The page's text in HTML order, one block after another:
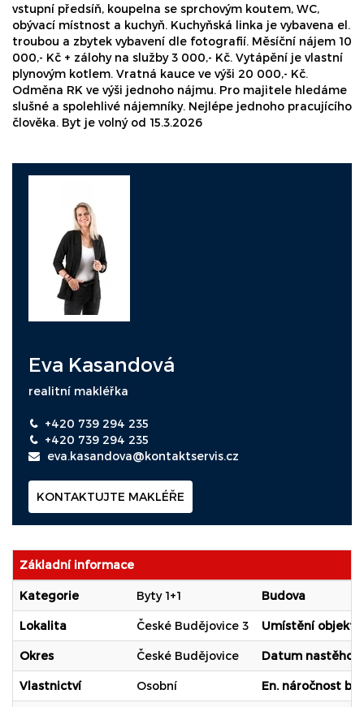
vstupní předsíň, koupelna se sprchovým koutem, WC,
obývací místnost a kuchyň. Kuchyňská linka je vybavena el.
troubou a zbytek vybavení dle fotografií. Měsíční nájem 10
000,- Kč + zálohy na služby 3 000,- Kč. Vytápění je vlastní
plynovým kotlem. Vratná kauce ve výši 20 000,- Kč.
Odměna RK ve výši jednoho nájmu. Pro majitele hledáme
slušné a spolehlivé nájemníky. Nejlépe jednoho pracujícího
člověka. Byt je volný od 15.3.2026
Eva Kasandová
realitní makléřka
+420 739 294 235
+420 739 294 235
eva.kasandova@kontaktservis.cz
KONTAKTUJTE MAKLÉŘE
Základní informace
Kategorie Byty 1+1 Budova
Lokalita České Budějovice 3 Umístění objektu
Okres České Budějovice Datum
Vlastnictví Osobní En. náročnost b.